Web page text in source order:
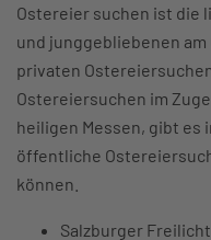
Ostereier suchen ist die
und junggebliebenen
privaten
Ostereiersuchen im
heiligen Messen, gibt es
öffentliche
können.
Salzburger